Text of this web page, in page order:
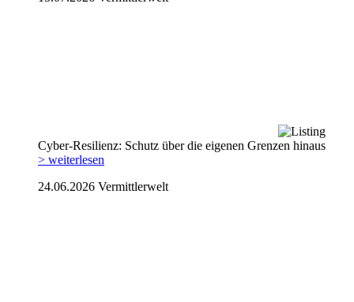
Cyber-Resilienz: Schutz über die eigenen Grenzen hinaus
> weiterlesen
24.06.2026 Vermittlerwelt